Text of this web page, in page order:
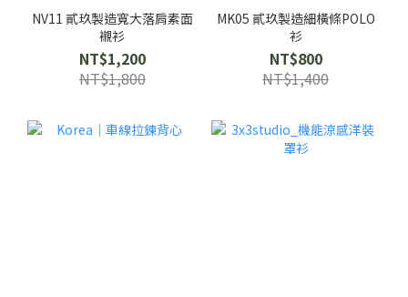
NV11 貳玖製造寬大落肩素面
襯衫
NT$1,200
NT$1,800
MK05 貳玖製造細橫條POLO
衫
NT$800
NT$1,400